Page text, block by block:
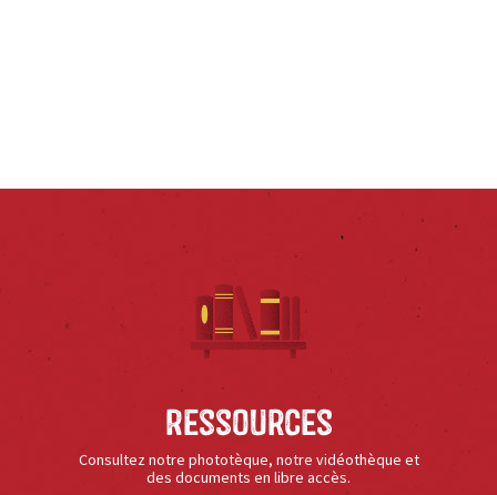
Ressources
Consultez notre phototèque, notre vidéothèque et
des documents en libre accès.